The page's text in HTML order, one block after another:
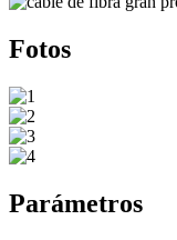
Fotos
Parámetros